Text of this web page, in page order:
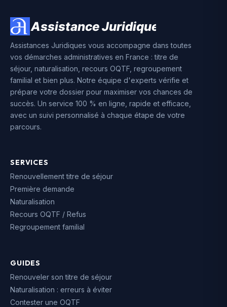
Assistances Juridiques vous accompagne dans toutes
vos démarches administratives en France : titre de
séjour, naturalisation, recours OQTF, regroupement
familial et bien plus. Notre équipe d'experts vérifie et
prépare votre dossier pour maximiser vos chances de
succès. Un service 100 % en ligne, rapide et efficace,
avec un suivi personnalisé à chaque étape de votre
parcours.
SERVICES
Renouvellement titre de séjour
Première demande
Naturalisation
Recours OQTF / Refus
Regroupement familial
GUIDES
Renouveler son titre de séjour
Naturalisation : erreurs à éviter
Contester une OQTF